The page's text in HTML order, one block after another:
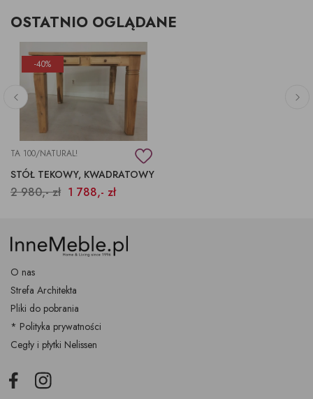
OSTATNIO OGLĄDANE
-40%
TA 100/NATURAL!
STÓŁ TEKOWY, KWADRATOWY
2 980,- zł 1 788,- zł
O nas
Strefa Architekta
Pliki do pobrania
* Polityka prywatności
Cegły i płytki Nelissen
FacebookInstagram